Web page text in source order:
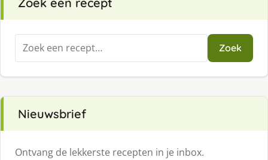
Zoeken
naar:
Zoek
Nieuwsbrief
Ontvang de lekkerste recepten in je inbox.